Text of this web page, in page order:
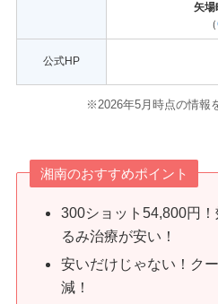
矢場
（
公式HP
※2026年5月時点の情報
湘南のおすすめポイント
300ショット54,800円
るみ治療が安い！
安いだけじゃない！ク
減！